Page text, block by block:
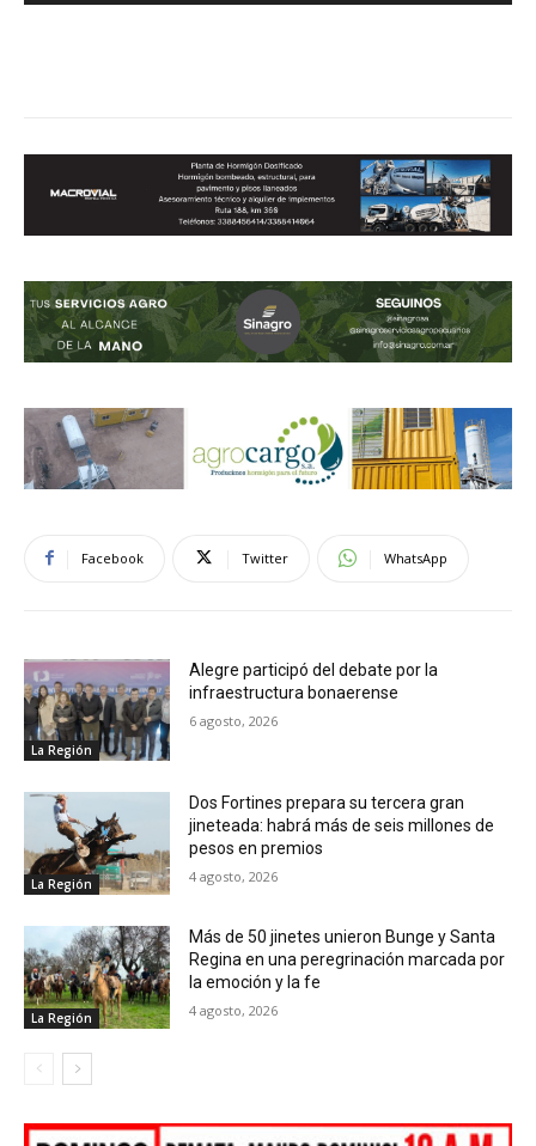
Facebook Twitter WhatsApp
La Región
Alegre participó del debate por la
infraestructura bonaerense
6 agosto, 2026
La Región
Dos Fortines prepara su tercera gran
jineteada: habrá más de seis millones de
pesos en premios
4 agosto, 2026
La Región
Más de 50 jinetes unieron Bunge y Santa
Regina en una peregrinación marcada por
la emoción y la fe
4 agosto, 2026